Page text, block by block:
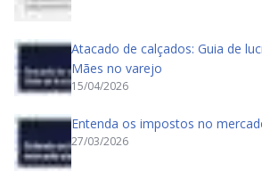
Atacado de calçados: Guia de
Mães no varejo
15/04/2026
Entenda os impostos no
27/03/2026